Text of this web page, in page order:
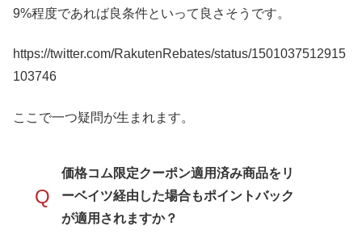
9%程度であれば良条件といって良さそうです。
https://twitter.com/RakutenRebates/status/1501037512915
103746
ここで一つ疑問が生まれます。
Q
価格コム限定クーポン適用済み商品をリ
ーベイツ経由した場合もポイントバック
が適用されますか？